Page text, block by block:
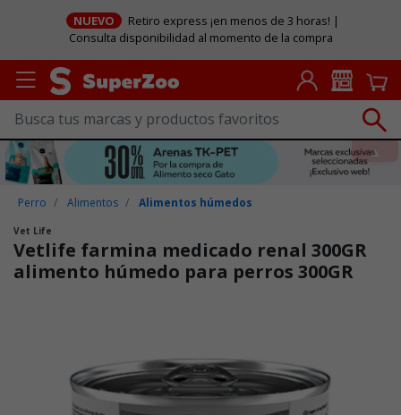
NUEVO
Retiro express ¡en menos de 3 horas! |
Consulta disponibilidad al momento de la compra
Perro Alimentos Alimentos húmedos
Vet Life
Vetlife farmina medicado renal 300GR
alimento húmedo para perros 300GR